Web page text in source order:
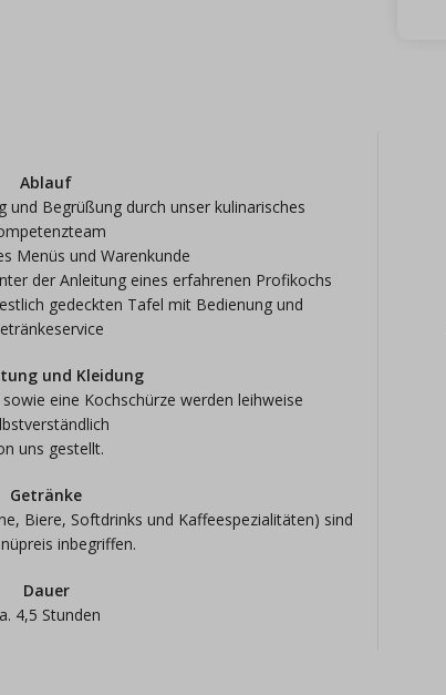
Ablauf
und Begrüßung durch unser kulinarisches
Menüs und Warenkunde
der Anleitung eines erfahrenen Profikochs
gedeckten Tafel mit Bedienung und
und Kleidung
eine Kochschürze werden leihweise
uns gestellt.
Getränke
Biere, Softdrinks und Kaffeespezialitäten) sind
inbegriffen.
Dauer
4,5 Stunden